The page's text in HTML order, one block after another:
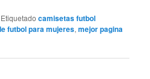
Etiquetado camisetas futbol
futbol para mujeres,mejor pagina